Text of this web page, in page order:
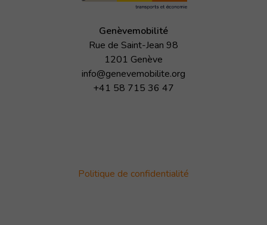
Genèvemobilité
Rue de Saint-Jean 98
1201 Genève
info@genevemobilite.org
+41 58 715 36 47
Politique de confidentialité